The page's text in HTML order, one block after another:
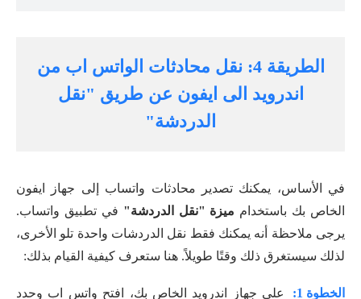
الطريقة 4: نقل محادثات الواتس اب من
اندرويد الى ايفون عن طريق "نقل
الدردشة"
في الأساس، يمكنك تصدير محادثات واتساب إلى جهاز ايفون
الخاص بك باستخدام ميزة "نقل الدردشة" في تطبيق واتساب.
يرجى ملاحظة أنه يمكنك فقط نقل الدردشات واحدة تلو الأخرى،
لذلك سيستغرق ذلك وقتًا طويلاً. هنا ستعرف كيفية القيام بذلك:
الخطوة 1:
على جهاز اندرويد الخاص بك، افتح واتس اب وحدد